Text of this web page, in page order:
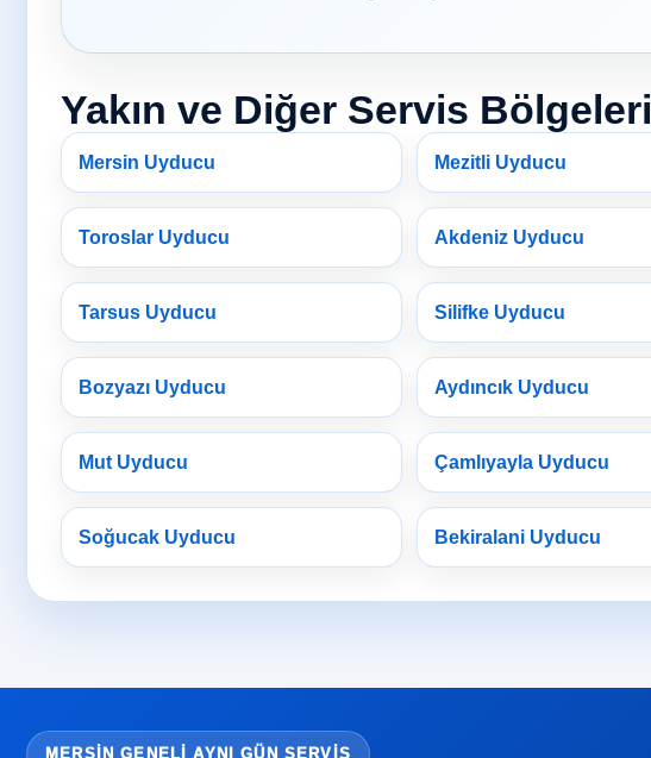
Yakın ve Diğer Servis Bölgeleri
Mersin Uyducu Mezitli Uyducu
Toroslar Uyducu Akdeniz Uyducu
Tarsus Uyducu Silifke Uyducu
Bozyazı Uyducu Aydıncık Uyducu
Mut Uyducu Çamlıyayla Uyducu
Soğucak Uyducu Bekiralani Uyducu
MERSIN GENELI AYNI GÜN SERVIS